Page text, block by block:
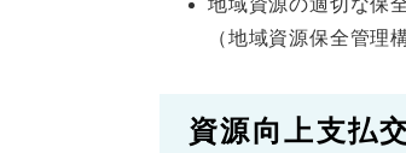
地域資源の適切な保
（地域資源保全管理
資源向上支払